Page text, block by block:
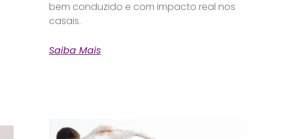
bem conduzido e com impacto real nos
casais.
Saiba Mais